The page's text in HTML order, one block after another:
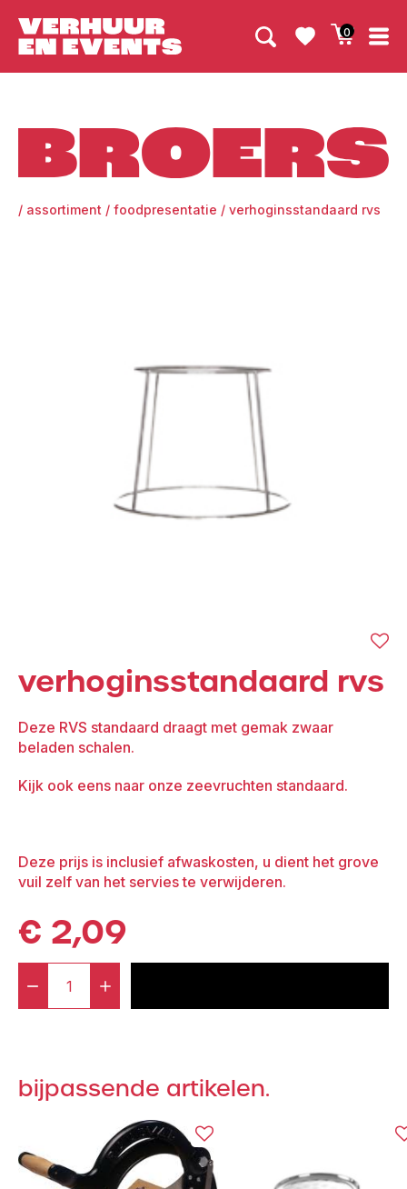
0
/ assortiment / foodpresentatie / verhoginsstandaard rvs
verhoginsstandaard rvs
Deze RVS standaard draagt met gemak zwaar
beladen schalen.
Kijk ook eens naar onze zeevruchten standaard.
Deze prijs is inclusief afwaskosten, u dient het grove
vuil zelf van het servies te verwijderen.
€ 2,09
-
Verhoginsstandaard
+
bijpassende artikelen.